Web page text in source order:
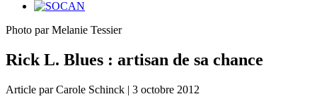
Photo par Melanie Tessier
Rick L. Blues : artisan de sa chance
Article par Carole Schinck | 3 octobre 2012